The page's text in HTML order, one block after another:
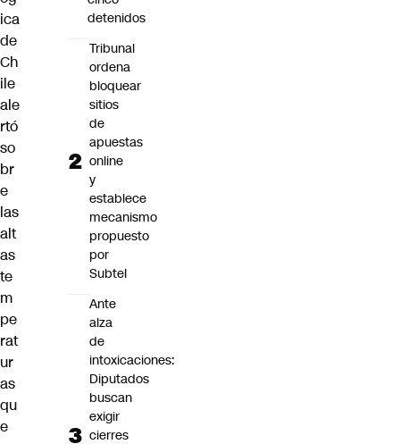
ica
de
Ch
ile
ale
rtó
so
br
e
las
alt
as
te
m
pe
rat
ur
as
qu
e
detenidos
Tribunal
ordena
bloquear
sitios
de
apuestas
online
y
establece
mecanismo
propuesto
por
Subtel
Ante
alza
de
intoxicaciones:
Diputados
buscan
exigir
cierres